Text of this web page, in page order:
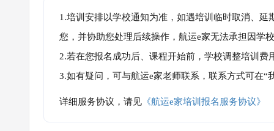
1.培训安排以学校通知为准，如遇培训临时取消、
您，并协助您处理后续操作，航运e家无法承担因学
2.若在您报名成功后、课程开始前，学校调整培训
3.如有疑问，可与航运e家老师联系，联系方式可在
详细服务协议，请见 《航运e家培训报名服务协议》